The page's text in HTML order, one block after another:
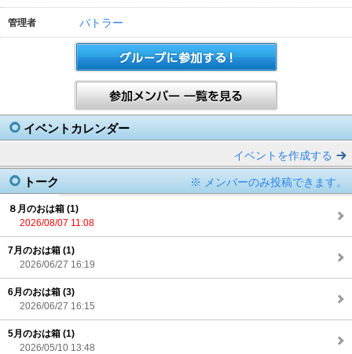
管理者 バトラー
イベントカレンダー
イベントを作成する
※ メンバーのみ投稿できます。
トーク
８月のおは箱 (1)
2026/08/07 11:08
7月のおは箱 (1)
2026/06/27 16:19
6月のおは箱 (3)
2026/06/27 16:15
5月のおは箱 (1)
2026/05/10 13:48